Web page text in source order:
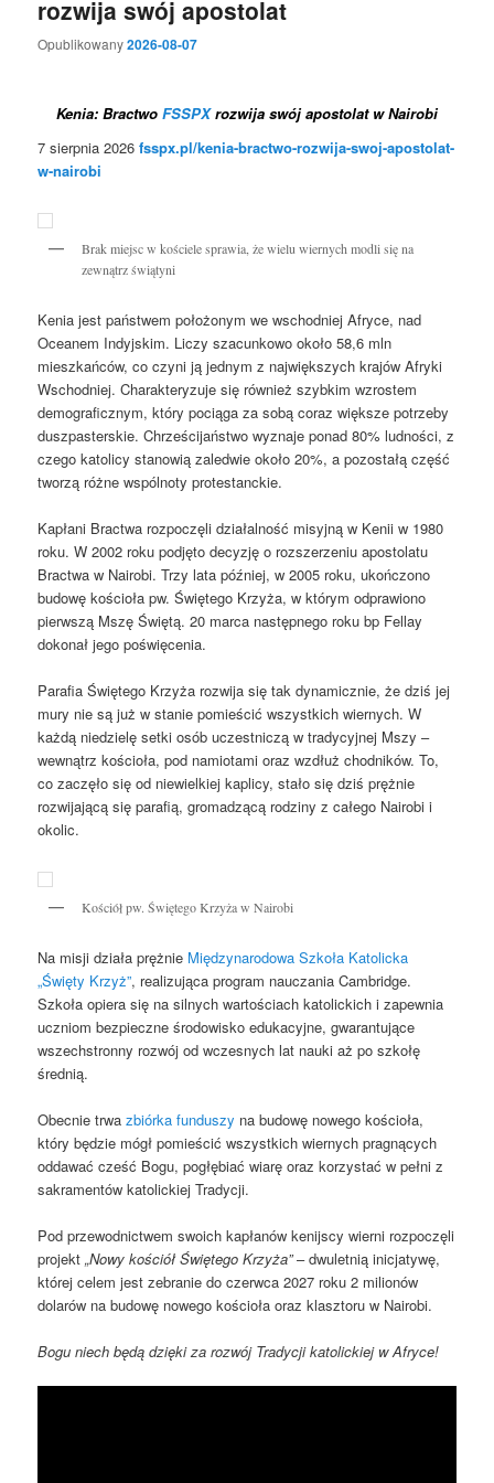
rozwija swój apostolat
Opublikowany2026-08-07
Kenia: Bractwo FSSPXrozwija swój apostolat w Nairobi
7 sierpnia 2026fsspx.pl/kenia-bractwo-rozwija-swoj-apostolat-
w-nairobi
Brak miejsc w kościele sprawia, że wielu wiernych modli się na
zewnątrz świątyni
Kenia jest państwem położonym we wschodniej Afryce, nad
Oceanem Indyjskim. Liczy szacunkowo około 58,6 mln
mieszkańców, co czyni ją jednym z największych krajów Afryki
Wschodniej. Charakteryzuje się również szybkim wzrostem
demograficznym, który pociąga za sobą coraz większe potrzeby
duszpasterskie. Chrześcijaństwo wyznaje ponad 80% ludności, z
czego katolicy stanowią zaledwie około 20%, a pozostałą część
tworzą różne wspólnoty protestanckie.
Kapłani Bractwa rozpoczęli działalność misyjną w Kenii w 1980
roku. W 2002 roku podjęto decyzję o rozszerzeniu apostolatu
Bractwa w Nairobi. Trzy lata później, w 2005 roku, ukończono
budowę kościoła pw. Świętego Krzyża, w którym odprawiono
pierwszą Mszę Świętą. 20 marca następnego roku bp Fellay
dokonał jego poświęcenia.
Parafia Świętego Krzyża rozwija się tak dynamicznie, że dziś jej
mury nie są już w stanie pomieścić wszystkich wiernych. W
każdą niedzielę setki osób uczestniczą w tradycyjnej Mszy –
wewnątrz kościoła, pod namiotami oraz wzdłuż chodników. To,
co zaczęło się od niewielkiej kaplicy, stało się dziś prężnie
rozwijającą się parafią, gromadzącą rodziny z całego Nairobi i
okolic.
Kościół pw. Świętego Krzyża w Nairobi
Na misji działa prężnie Międzynarodowa Szkoła Katolicka
„Święty Krzyż”, realizująca program nauczania Cambridge.
Szkoła opiera się na silnych wartościach katolickich i zapewnia
uczniom bezpieczne środowisko edukacyjne, gwarantujące
wszechstronny rozwój od wczesnych lat nauki aż po szkołę
średnią.
Obecnie trwazbiórka funduszy na budowę nowego kościoła,
który będzie mógł pomieścić wszystkich wiernych pragnących
oddawać cześć Bogu, pogłębiać wiarę oraz korzystać w pełni z
sakramentów katolickiej Tradycji.
Pod przewodnictwem swoich kapłanów kenijscy wierni rozpoczęli
projekt„Nowy kościół Świętego Krzyża”– dwuletnią inicjatywę,
której celem jest zebranie do czerwca 2027 roku 2 milionów
dolarów na budowę nowego kościoła oraz klasztoru w Nairobi.
Bogu niech będą dzięki za rozwój Tradycji katolickiej w Afryce!